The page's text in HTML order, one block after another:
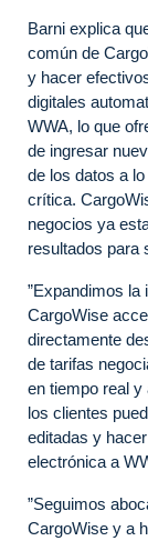
Barni explica
común de
y hacer
digitales
WWA, lo que
de ingresar
de los datos a
crítica.
negocios ya
resultados para
”Expandimos la
CargoWise
directamente
de tarifas
en tiempo real y
los clientes
editadas y
electrónica a
”Seguimos
CargoWise y a